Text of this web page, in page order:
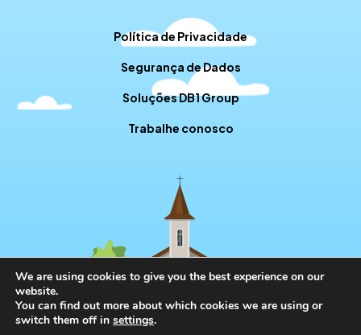
Política de Privacidade
Segurança de Dados
Soluções DB1 Group
Trabalhe conosco
We are using cookies to give you the best experience on our
website.
You can find out more about which cookies we are using or
switch them off in settings.